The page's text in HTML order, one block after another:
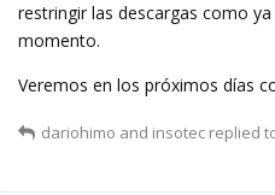
restringir las descargas como
momento.
Veremos en los próximos días
dariohimo and insotec replied